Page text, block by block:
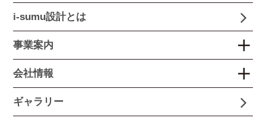
i-sumu設計とは
事業案内
会社情報
ギャラリー